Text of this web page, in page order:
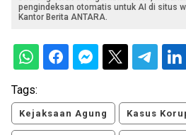
pengindeksan otomatis untuk AI di situs
Kantor Berita ANTARA.
Tags:
Kejaksaan Agung Kasus